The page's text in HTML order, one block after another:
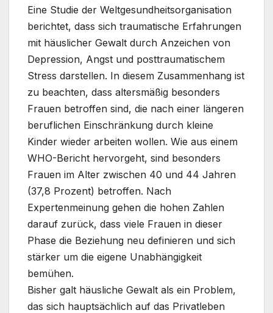
Eine Studie der Weltgesundheitsorganisation
berichtet, dass sich traumatische Erfahrungen
mit häuslicher Gewalt durch Anzeichen von
Depression, Angst und posttraumatischem
Stress darstellen. In diesem Zusammenhang ist
zu beachten, dass altersmäßig besonders
Frauen betroffen sind, die nach einer längeren
beruflichen Einschränkung durch kleine
Kinder wieder arbeiten wollen. Wie aus einem
WHO-Bericht hervorgeht, sind besonders
Frauen im Alter zwischen 40 und 44 Jahren
(37,8 Prozent) betroffen. Nach
Expertenmeinung gehen die hohen Zahlen
darauf zurück, dass viele Frauen in dieser
Phase die Beziehung neu definieren und sich
stärker um die eigene Unabhängigkeit
bemühen.
Bisher galt häusliche Gewalt als ein Problem,
das sich hauptsächlich auf das Privatleben